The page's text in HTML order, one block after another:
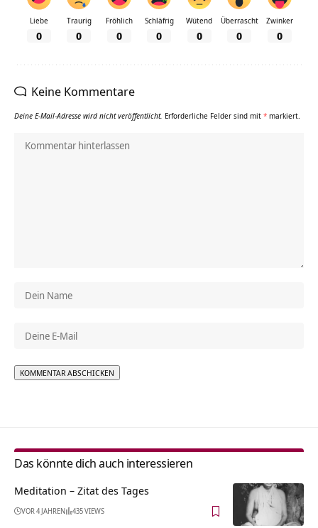
Liebe
0
Traurig
0
Fröhlich
0
Schläfrig
0
Wütend
0
Überrascht
0
Zwinker
0
Keine Kommentare
Deine E-Mail-Adresse wird nicht veröffentlicht. Erforderliche Felder sind mit * markiert.
Das könnte dich auch interessieren
Meditation – Zitat des Tages
VOR 4 JAHREN 435 VIEWS